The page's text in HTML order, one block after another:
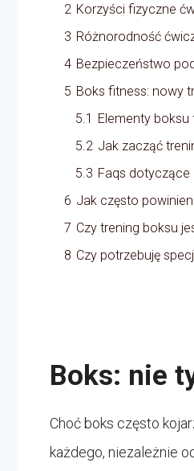
2 Korzyści fizyczne
3 Różnorodność
4 Bezpieczeństwo
5 Boks fitness: nowy
5.1 Elementy boksu
5.2 Jak zacząć
5.3 Faqs dotyczące
6 Jak często
7 Czy trening boksu
8 Czy potrzebuję
Boks: nie
Choć boks często
każdego, niezależnie